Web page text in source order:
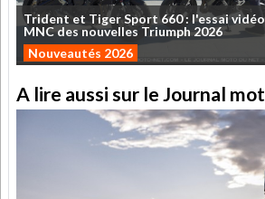
Trident et TigerSport 660: l'essaividéo
MNCdesnouvelles Triumph2026
Nouveautés 2026
A lire aussi sur le Journal